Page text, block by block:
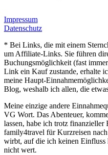
Impressum
Datenschutz
* Bei Links, die mit einem
um Affiliate-Links. Sie führen
Buchungsmöglichkeit (fast
Link ein Kauf zustande, erhalte
meine Haupt-
Blog, weshalb ich allen, die
Meine einzige andere
VG Wort. Das Abenteuer,
lassen, habe ich trotz finanzieller
family4travel für Kurzreisen
wirbt, auf die ich keinen Einfluss
nicht wert.